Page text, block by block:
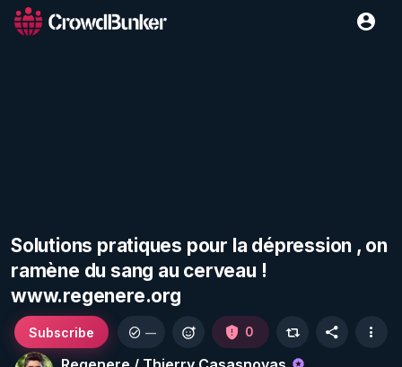
Solutions pratiques pour la dépression , on
ramène du sang au cerveau !
www.regenere.org
Subscribe — 0